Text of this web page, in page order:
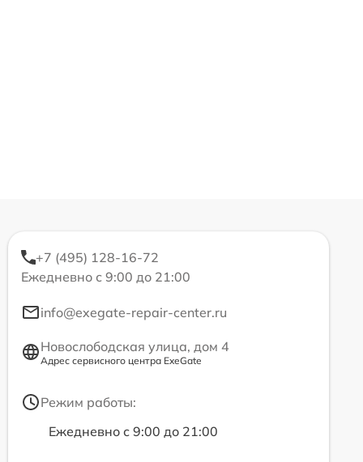
+7 (495) 128-16-72
Ежедневно с 9:00 до 21:00
info@exegate-repair-center.ru
Новослободская улица, дом 4
Адрес сервисного центра ExeGate
Режим работы:
Ежедневно с 9:00 до 21:00